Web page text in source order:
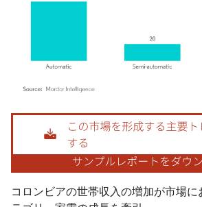
画像 © Mordor Intelligence。再利用にはCC BY 4.0
コロンビアの世帯収入の増加が市場に